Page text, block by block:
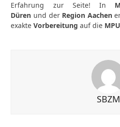
Erfahrung zur Seite! In
Düren und der Region Aachen
exakteVorbereitung auf die
SBZM